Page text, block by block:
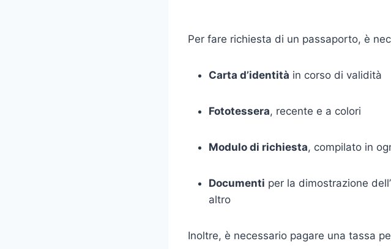
Per fare richiesta di un passaporto, è
Carta d’identità in corso di validità
Fototessera, recente e a colori
Modulo di richiesta, compilato in
Documenti per la dimostrazione
altro
Inoltre, è necessario pagare una tassa